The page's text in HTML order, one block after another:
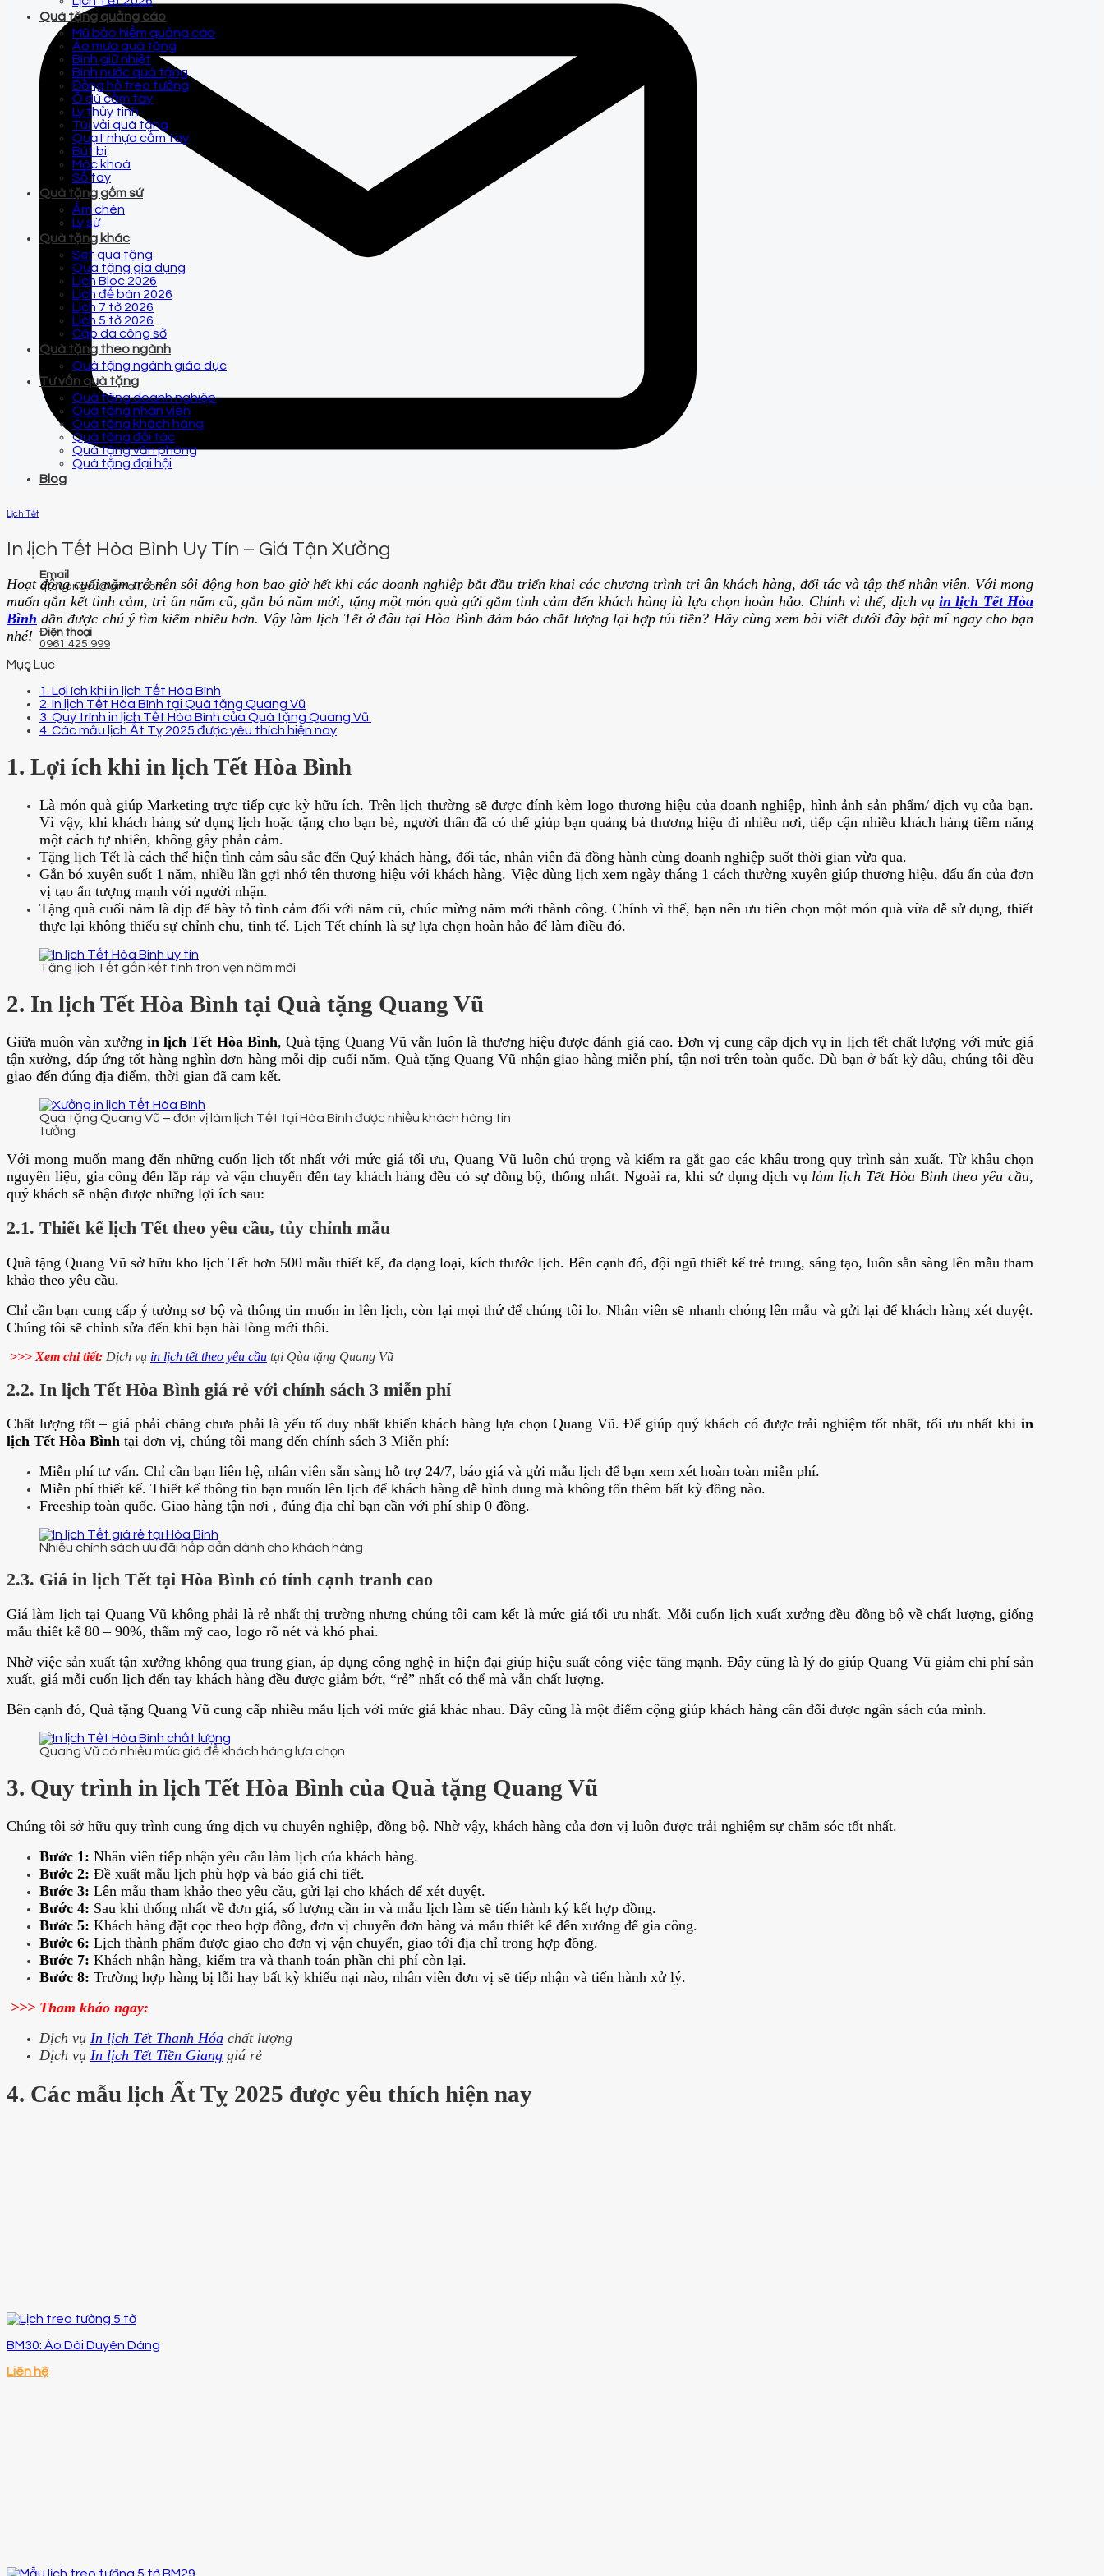
Email
qtquangvu@gmail.com
Điện thoại
0961 425 999
Quà tặng quảng cáo
Mũ bảo hiểm quảng cáo
Áo mưa quà tặng
Bình giữ nhiệt
Bình nước quà tặng
Đồng hồ treo tường
Ô dù cầm tay
Ly thủy tinh
Túi vải quà tặng
Quạt nhựa cầm tay
Bút bi
Móc khoá
Sổ tay
Quà tặng gốm sứ
Ấm chén
Ly sứ
Quà tặng khác
Set quà tặng
Quà tặng gia dụng
Lịch Bloc 2026
Lịch để bàn 2026
Lịch 7 tờ 2026
Lịch 5 tờ 2026
Cặp da công sở
Quà tặng theo ngành
Quà tặng ngành giáo dục
Tư vấn quà tặng
Quà tặng doanh nghiệp
Quà tặng nhân viên
Quà tặng khách hàng
Quà tặng đối tác
Quà tặng văn phòng
Quà tặng đại hội
Blog
Lịch Tết
In lịch Tết Hòa Bình Uy Tín – Giá Tận Xưởng
Hoạt động cuối năm trở nên sôi động hơn bao giờ hết khi các doanh nghiệp bắt đầu triển khai các chương trình tri ân khách hàng, đối tác và tập thể nhân viên. Với mong
muốn gắn kết tình cảm, tri ân năm cũ, gắn bó năm mới, tặng một món quà gửi gắm tình cảm đến khách hàng là lựa chọn hoàn hảo. Chính vì thế, dịch vụin lịch Tết Hòa
Bình dần được chú ý tìm kiếm nhiều hơn. Vậy làm lịch Tết ở đâu tại Hòa Bình đảm bảo chất lượng lại hợp túi tiền? Hãy cùng xem bài viết dưới đây bật mí ngay cho bạn
nhé!
Mục Lục
1. Lợi ích khi in lịch Tết Hòa Bình
2. In lịch Tết Hòa Bình tại Quà tặng Quang Vũ
3. Quy trình in lịch Tết Hòa Bình của Quà tặng Quang Vũ
4. Các mẫu lịch Ất Tỵ 2025 được yêu thích hiện nay
1. Lợi ích khi in lịch Tết Hòa Bình
Là món quà giúp Marketing trực tiếp cực kỳ hữu ích. Trên lịch thường sẽ được đính kèm logo thương hiệu của doanh nghiệp, hình ảnh sản phẩm/ dịch vụ của bạn.
Vì vậy, khi khách hàng sử dụng lịch hoặc tặng cho bạn bè, người thân đã có thể giúp bạn quảng bá thương hiệu đi nhiều nơi, tiếp cận nhiều khách hàng tiềm năng
một cách tự nhiên, không gây phản cảm.
Tặng lịch Tết là cách thể hiện tình cảm sâu sắc đến Quý khách hàng, đối tác, nhân viên đã đồng hành cùng doanh nghiệp suốt thời gian vừa qua.
Gắn bó xuyên suốt 1 năm, nhiều lần gợi nhớ tên thương hiệu với khách hàng. Việc dùng lịch xem ngày tháng 1 cách thường xuyên giúp thương hiệu, dấu ấn của đơn
vị tạo ấn tượng mạnh với người nhận.
Tặng quà cuối năm là dịp để bày tỏ tình cảm đối với năm cũ, chúc mừng năm mới thành công. Chính vì thế, bạn nên ưu tiên chọn một món quà vừa dễ sử dụng, thiết
thực lại không thiếu sự chỉnh chu, tinh tế. Lịch Tết chính là sự lựa chọn hoàn hảo để làm điều đó.
Tặng lịch Tết gắn kết tình trọn vẹn năm mới
2. In lịch Tết Hòa Bình tại Quà tặng Quang Vũ
Giữa muôn vàn xưởng in lịch Tết Hòa Bình, Quà tặng Quang Vũ vẫn luôn là thương hiệu được đánh giá cao. Đơn vị cung cấp dịch vụ in lịch tết chất lượng với mức giá
tận xưởng, đáp ứng tốt hàng nghìn đơn hàng mỗi dịp cuối năm. Quà tặng Quang Vũ nhận giao hàng miễn phí, tận nơi trên toàn quốc. Dù bạn ở bất kỳ đâu, chúng tôi đều
giao đến đúng địa điểm, thời gian đã cam kết.
Quà tặng Quang Vũ – đơn vị làm lịch Tết tại Hòa Bình được nhiều khách hàng tin
tưởng
Với mong muốn mang đến những cuốn lịch tốt nhất với mức giá tối ưu, Quang Vũ luôn chú trọng và kiểm ra gắt gao các khâu trong quy trình sản xuất. Từ khâu chọn
nguyên liệu, gia công đến lắp ráp và vận chuyển đến tay khách hàng đều có sự đồng bộ, thống nhất. Ngoài ra, khi sử dụng dịch vụ làm lịch Tết Hòa Bình theo yêu cầu,
quý khách sẽ nhận được những lợi ích sau:
2.1. Thiết kế lịch Tết theo yêu cầu, tủy chỉnh mẫu
Quà tặng Quang Vũ sở hữu kho lịch Tết hơn 500 mẫu thiết kế, đa dạng loại, kích thước lịch. Bên cạnh đó, đội ngũ thiết kế trẻ trung, sáng tạo, luôn sẵn sàng lên mẫu tham
khảo theo yêu cầu.
Chỉ cần bạn cung cấp ý tưởng sơ bộ và thông tin muốn in lên lịch, còn lại mọi thứ để chúng tôi lo. Nhân viên sẽ nhanh chóng lên mẫu và gửi lại để khách hàng xét duyệt.
Chúng tôi sẽ chỉnh sửa đến khi bạn hài lòng mới thôi.
>>> Xem chi tiết: Dịch vụ in lịch tết theo yêu cầu tại Qùa tặng Quang Vũ
2.2. In lịch Tết Hòa Bình giá rẻ với chính sách 3 miễn phí
Chất lượng tốt – giá phải chăng chưa phải là yếu tố duy nhất khiến khách hàng lựa chọn Quang Vũ. Để giúp quý khách có được trải nghiệm tốt nhất, tối ưu nhất khi in
lịch Tết Hòa Bình tại đơn vị, chúng tôi mang đến chính sách 3 Miễn phí:
Miễn phí tư vấn. Chỉ cần bạn liên hệ, nhân viên sẵn sàng hỗ trợ 24/7, báo giá và gửi mẫu lịch để bạn xem xét hoàn toàn miễn phí.
Miễn phí thiết kế. Thiết kế thông tin bạn muốn lên lịch để khách hàng dễ hình dung mà không tốn thêm bất kỳ đồng nào.
Freeship toàn quốc. Giao hàng tận nơi , đúng địa chỉ bạn cần với phí ship 0 đồng.
Nhiều chính sách ưu đãi hấp dẫn dành cho khách hàng
2.3. Giá in lịch Tết tại Hòa Bình có tính cạnh tranh cao
Giá làm lịch tại Quang Vũ không phải là rẻ nhất thị trường nhưng chúng tôi cam kết là mức giá tối ưu nhất. Mỗi cuốn lịch xuất xưởng đều đồng bộ về chất lượng, giống
mẫu thiết kế 80 – 90%, thẩm mỹ cao, logo rõ nét và khó phai.
Nhờ việc sản xuất tận xưởng không qua trung gian, áp dụng công nghệ in hiện đại giúp hiệu suất công việc tăng mạnh. Đây cũng là lý do giúp Quang Vũ giảm chi phí sản
xuất, giá mỗi cuốn lịch đến tay khách hàng đều được giảm bớt, “rẻ” nhất có thể mà vẫn chất lượng.
Bên cạnh đó, Quà tặng Quang Vũ cung cấp nhiều mẫu lịch với mức giá khác nhau. Đây cũng là một điểm cộng giúp khách hàng cân đối được ngân sách của mình.
Quang Vũ có nhiều mức giá để khách hàng lựa chọn
3. Quy trình in lịch Tết Hòa Bình của Quà tặng Quang Vũ
Chúng tôi sở hữu quy trình cung ứng dịch vụ chuyên nghiệp, đồng bộ. Nhờ vậy, khách hàng của đơn vị luôn được trải nghiệm sự chăm sóc tốt nhất.
Bước 1: Nhân viên tiếp nhận yêu cầu làm lịch của khách hàng.
Bước 2: Đề xuất mẫu lịch phù hợp và báo giá chi tiết.
Bước 3: Lên mẫu tham khảo theo yêu cầu, gửi lại cho khách để xét duyệt.
Bước 4: Sau khi thống nhất về đơn giá, số lượng cần in và mẫu lịch làm sẽ tiến hành ký kết hợp đồng.
Bước 5: Khách hàng đặt cọc theo hợp đồng, đơn vị chuyển đơn hàng và mẫu thiết kế đến xưởng để gia công.
Bước 6: Lịch thành phẩm được giao cho đơn vị vận chuyển, giao tới địa chỉ trong hợp đồng.
Bước 7: Khách nhận hàng, kiểm tra và thanh toán phần chi phí còn lại.
Bước 8: Trường hợp hàng bị lỗi hay bất kỳ khiếu nại nào, nhân viên đơn vị sẽ tiếp nhận và tiến hành xử lý.
>>> Tham khảo ngay:
Dịch vụ In lịch Tết Thanh Hóa chất lượng
Dịch vụ In lịch Tết Tiền Giang giá rẻ
4. Các mẫu lịch Ất Tỵ 2025 được yêu thích hiện nay
BM30: Áo Dài Duyên Dáng
Liên hệ